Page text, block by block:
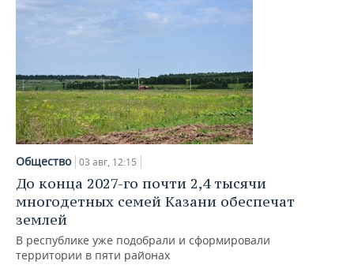
ТЕЛЕКОММУНИКАЦИИ
БИЗНЕС-БРАНЧИ
ОТКРЫТАЯ ЛЕКЦИЯ
ФУТБОЛ
БАСКЕТБОЛ
ВОЛЕЙБОЛ
КИБЕРСПОРТ
ФИГУРНОЕ КАТАНИЕ
ВОДНЫЕ ВИДЫ СПОРТА
ХОККЕЙ С МЯЧОМ
НОВОСТИ ОБЩЕСТВА
ИНФРАСТРУКТУРА
ИСТОРИЯ
КУЛЬТУРА
МЕДИЦИНА
ОБРАЗОВАНИЕ
ПРОИСШЕСТВИЯ
ФОТОГАЛЕРЕЯ
СПРАВОЧНИК
СПИСОК ПЕРСОН
СПИСОК КОМПАНИЙ
ПОЛНАЯ ВЕРСИЯ
Общество 03 авг, 12:15
До конца 2027-го почти 2,4 тысячи
многодетных семей Казани обеспечат
землей
В республике уже подобрали и сформировали
территории в пяти районах